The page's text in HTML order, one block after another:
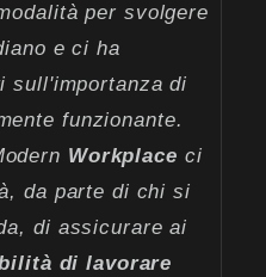
per svolgere
e ci ha
sull'importanza di
funzionante.
Workplace ci
da parte di chi si
di assicurare ai
di lavorare